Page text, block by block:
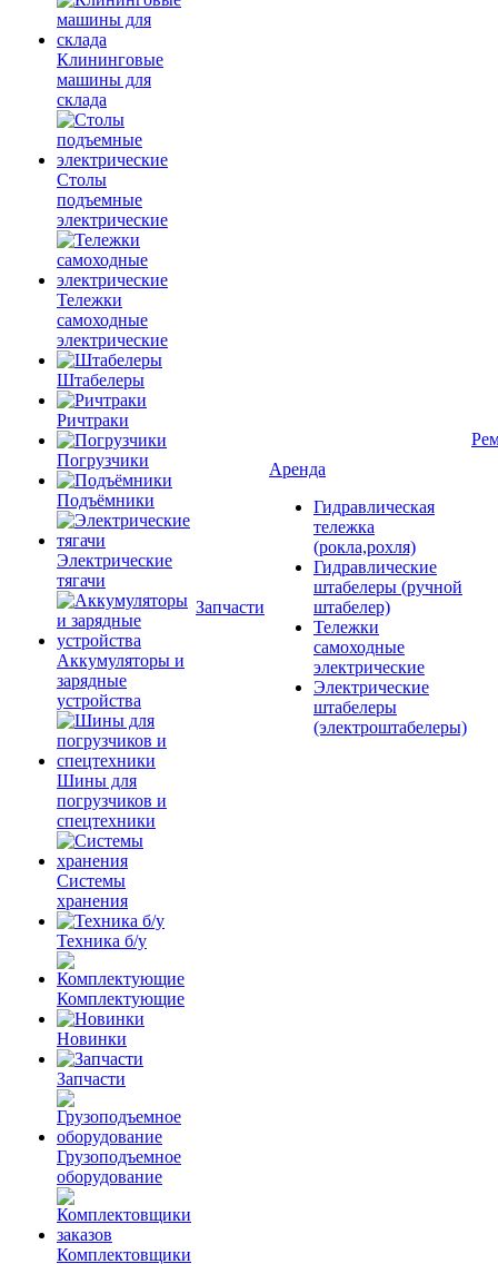
Клининговые
машины для
склада
Столы
подъемные
электрические
Тележки
самоходные
электрические
Штабелеры
Ричтраки
Погрузчики
Подъёмники
Электрические
тягачи
Аккумуляторы и
зарядные
устройства
Шины для
погрузчиков и
спецтехники
Системы
хранения
Техника б/у
Комплектующие
Новинки
Запчасти
Грузоподъемное
оборудование
Комплектовщики
Запчасти
Аренда
Гидравлическая
тележка
(рокла,рохля)
Гидравлические
штабелеры (ручной
штабелер)
Тележки
самоходные
электрические
Электрические
штабелеры
(электроштабелеры)